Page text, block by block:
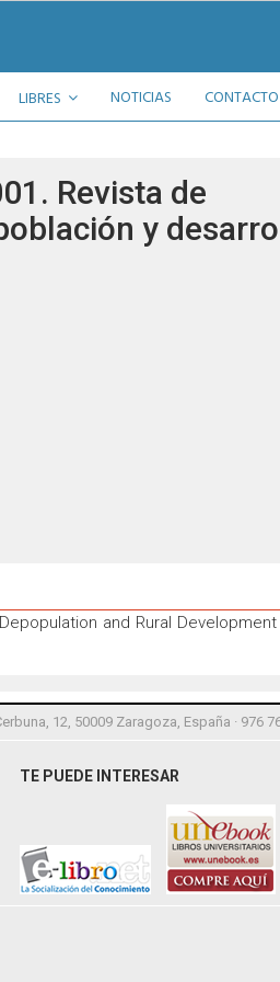
LIBRES NOTICIAS CONTACTO
Revista de
y
and Rural
12, 50009 Zaragoza, España · 976
TE PUEDE INTERESAR